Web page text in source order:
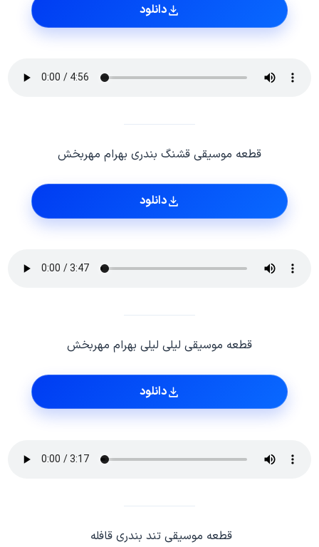
دانلود
قطعه موسیقی قشنگ بندری بهرام مهربخش
دانلود
قطعه موسیقی لیلی لیلی بهرام مهربخش
دانلود
قطعه موسیقی تند بندری قافله